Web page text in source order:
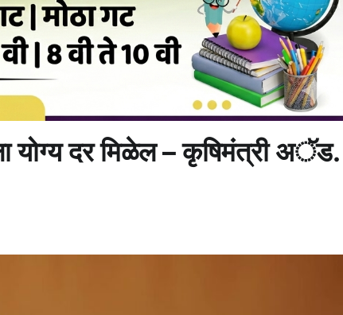
योग्य दर मिळेल – कृषिमंत्री अॅड.